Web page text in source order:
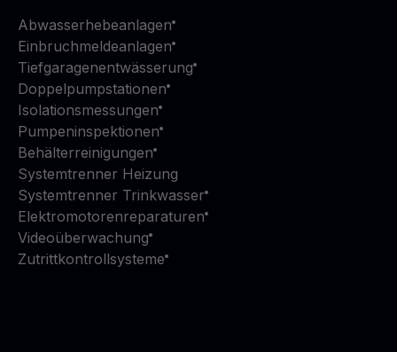
Abwasserhebeanlagen
Einbruchmeldeanlagen
Tiefgaragenentwässerung
Doppelpumpstationen
Isolationsmessungen
Pumpeninspektionen
Behälterreinigungen
Systemtrenner Heizung
Systemtrenner Trinkwasser
Elektromotorenreparaturen
Videoüberwachung
Zutrittkontrollsysteme